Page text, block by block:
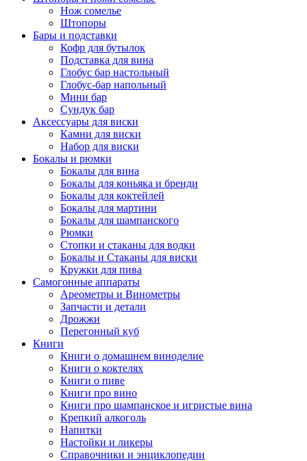
Нож сомелье
Штопоры
Бары и подставки
Кофр для бутылок
Подставка для вина
Глобус бар настольный
Глобус-бар напольный
Мини бар
Сундук бар
Аксессуары для виски
Камни для виски
Набор для виски
Бокалы и рюмки
Бокалы для вина
Бокалы для коньяка и бренди
Бокалы для коктейлей
Бокалы для мартини
Бокалы для шампанского
Рюмки
Стопки и стаканы для водки
Бокалы и Стаканы для виски
Кружки для пива
Самогонные аппараты
Ареометры и Винометры
Запчасти и детали
Дрожжи
Перегонный куб
Книги
Книги о домашнем виноделие
Книги о коктелях
Книги о пиве
Книги про вино
Книги про шампанское и игристые вина
Крепкий алкоголь
Напитки
Настойки и ликеры
Справочники и энциклопедии